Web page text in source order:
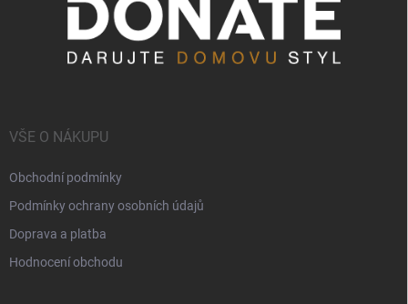
VŠE O NÁKUPU
Obchodní podmínky
Podmínky ochrany osobních údajů
Doprava a platba
Hodnocení obchodu